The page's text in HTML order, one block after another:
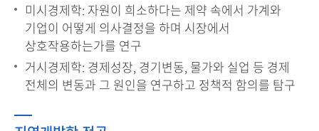
미시경제학: 자원이 희소하다는 제약 속에서 가계와
기업이 어떻게 의사결정을 하며 시장에서
상호작용하는가를 연구
거시경제학: 경제성장, 경기변동, 물가와 실업 등 경제
전체의 변동과 그 원인을 연구하고 정책적 함의를 탐구